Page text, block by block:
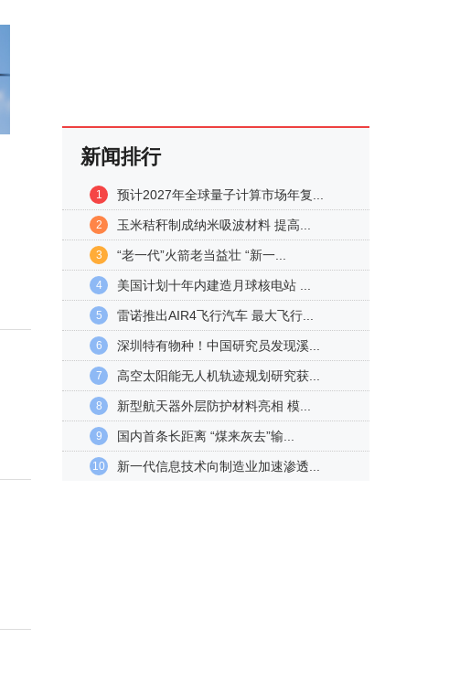
新闻排行
1 预计2027年全球量子计算市场年复...
2 玉米秸秆制成纳米吸波材料 提高...
3 “老一代”火箭老当益壮 “新一...
4 美国计划十年内建造月球核电站 ...
5 雷诺推出AIR4飞行汽车 最大飞行...
6 深圳特有物种！中国研究员发现溪...
7 高空太阳能无人机轨迹规划研究获...
8 新型航天器外层防护材料亮相 模...
9 国内首条长距离 “煤来灰去”输...
10 新一代信息技术向制造业加速渗透...